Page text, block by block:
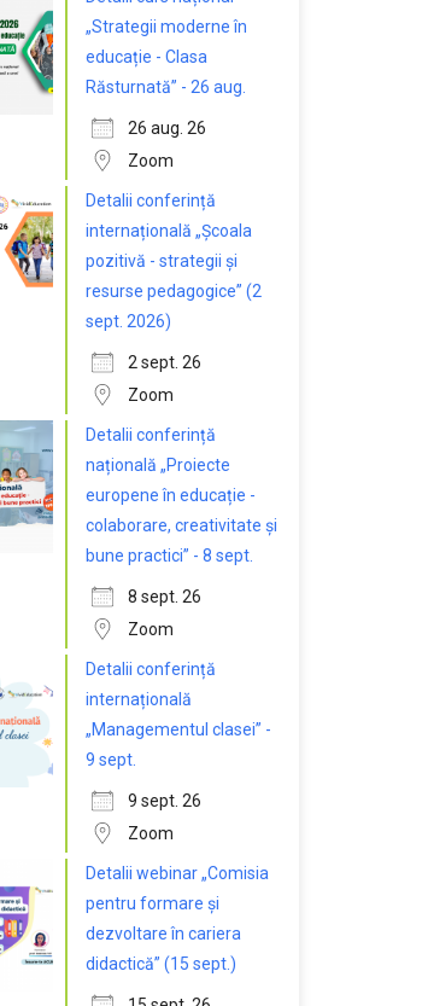
„Strategii moderne în
educație - Clasa
Răsturnată” - 26 aug.
26 aug. 26
Zoom
Detalii conferință
internațională „Școala
pozitivă - strategii și
resurse pedagogice” (2
sept. 2026)
2 sept. 26
Zoom
Detalii conferință
națională „Proiecte
europene în educație -
colaborare, creativitate și
bune practici” - 8 sept.
8 sept. 26
Zoom
Detalii conferință
internațională
„Managementul clasei” -
9 sept.
9 sept. 26
Zoom
Detalii webinar „Comisia
pentru formare și
dezvoltare în cariera
didactică” (15 sept.)